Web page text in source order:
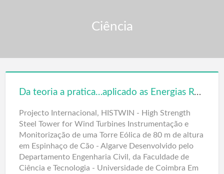
Ciência
Da teoria a pratica…aplicado as Energias Renováveis Eolicas – Portugal
Projecto Internacional, HISTWIN - High Strength
Steel Tower for Wind Turbines Instrumentação e
Monitorização de uma Torre Eólica de 80 m de altura
em Espinhaço de Cão - Algarve Desenvolvido pelo
Departamento Engenharia Civil, da Faculdade de
Ciência e Tecnologia - Universidade de Coimbra Em